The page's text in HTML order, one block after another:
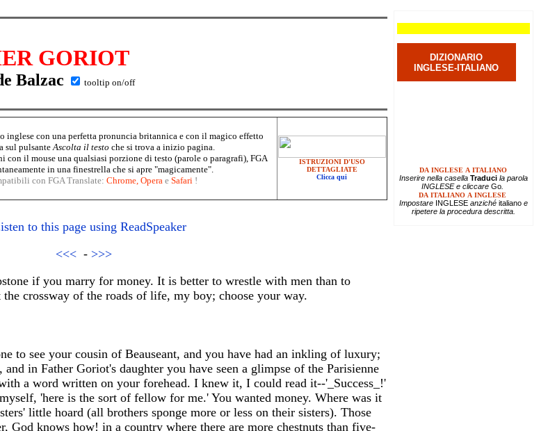
GORIOT
Balzac tooltip on/off
inglese con una perfetta pronuncia britannica e con il magico effetto
sul pulsanteAscolta il testo che si trova a inizio pagina.
con il mouse una qualsiasi porzione di testo (parole o paragrafi), FGA
in una finestrella che si apre "magicamente".
con FGA Translate: Chrome, Operae Safari !
ISTRUZIONI D'USO
DETTAGLIATE
Clicca qui
<<< - >>>
if you marry for money. It is better to wrestle with men than to
crossway of the roads of life, my boy; choose your way.
to see your cousin of Beauseant, and you have had an inkling of luxury;
in Father Goriot's daughter you have seen a glimpse of the Parisienne
a word written on your forehead. I knew it, I could read it--'_Success_!'
'here is the sort of fellow for me.' You wanted money. Where was it
little hoard (all brothers sponge more or less on their sisters). Those
God knows how! in a country where there are more chestnuts than five-
DIZIONARIO
INGLESE-ITALIANO
DA INGLESE A ITALIANO
Inserire nella casella Traducila parola
INGLESE e cliccare Go.
DA ITALIANO A INGLESE
Impostare INGLESEanziché italianoe
ripetere la procedura descritta.